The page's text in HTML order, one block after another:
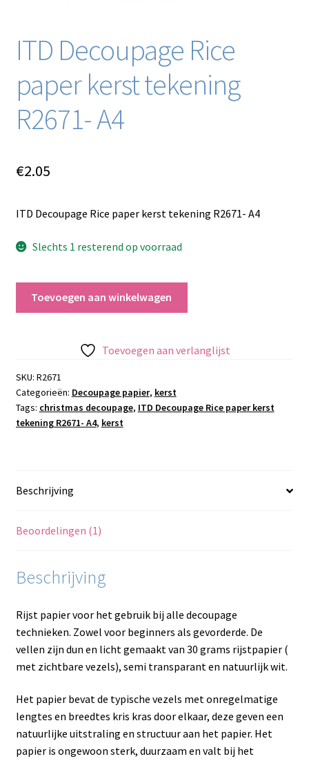
ITD Decoupage Rice
paper kerst tekening
R2671- A4
€2.05
ITD Decoupage Rice paper kerst tekening R2671- A4
Slechts 1 resterend op voorraad
tekening
R2671-
A4
aantal
Toevoegen aan winkelwagen
Toevoegen aan verlanglijst
SKU: R2671
Categorieën: Decoupage papier, kerst
Tags: christmas decoupage, ITD Decoupage Rice paper kerst
tekening R2671- A4, kerst
Beschrijving
Beoordelingen (1)
Beschrijving
Rijst papier voor het gebruik bij alle decoupage
technieken. Zowel voor beginners als gevorderde. De
vellen zijn dun en licht gemaakt van 30 grams rijstpapier (
met zichtbare vezels), semi transparant en natuurlijk wit.
Het papier bevat de typische vezels met onregelmatige
lengtes en breedtes kris kras door elkaar, deze geven een
natuurlijke uitstraling en structuur aan het papier. Het
papier is ongewoon sterk, duurzaam en valt bij het